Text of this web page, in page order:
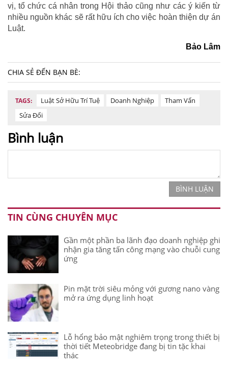
vị, tổ chức cá nhân trong Hội thảo cũng như các ý kiến từ
nhiều nguồn khác sẽ rất hữu ích cho việc hoàn thiện dự án
Luật.
Bảo Lâm
CHIA SẺ ĐẾN BẠN BÈ:
TAGS: Luật Sở Hữu Trí Tuệ Doanh Nghiệp
Tham Vấn
Sửa Đổi
Bình luận
BÌNH LUẬN
TIN CÙNG CHUYÊN MỤC
Gần một phần ba lãnh đạo doanh nghiệp ghi
nhận gia tăng tấn công mạng vào chuỗi cung
ứng
Pin mặt trời siêu mỏng với gương nano vàng
mở ra ứng dụng linh hoạt
Lỗ hổng bảo mật nghiêm trọng trong thiết bị
thời tiết Meteobridge đang bị tin tặc khai
thác